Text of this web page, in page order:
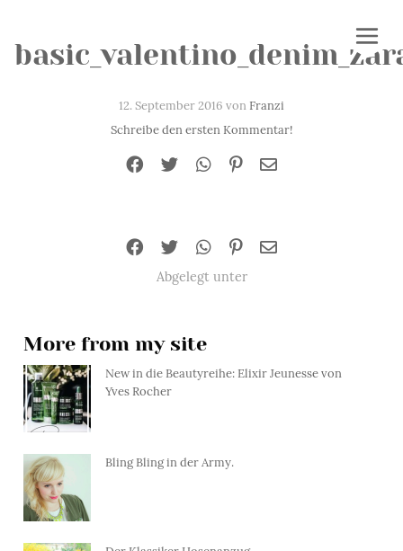
12. September 2016 vonFranzi
Schreibe den ersten Kommentar!
Abgelegt unter
More from my site
New in die Beautyreihe: Elixir Jeunesse von
Yves Rocher
Bling Bling in der Army.